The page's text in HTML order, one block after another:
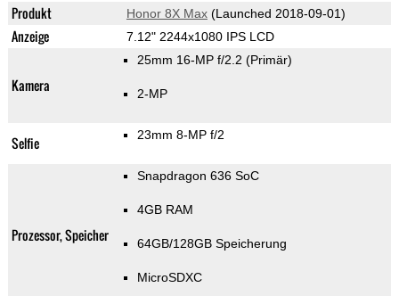
Produkt Honor 8X Max(Launched 2018-09-01)
Anzeige 7.12" 2244x1080 IPS LCD
Kamera
25mm 16-MP f/2.2 (Primär)
2-MP
Selfie 23mm 8-MP f/2
Prozessor, Speicher
Snapdragon 636 SoC
4GB RAM
64GB/128GB Speicherung
MicroSDXC